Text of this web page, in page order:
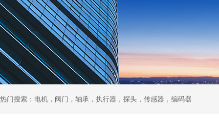
热门搜索：电机，阀门，轴承，执行器，探头，传感器，编码器